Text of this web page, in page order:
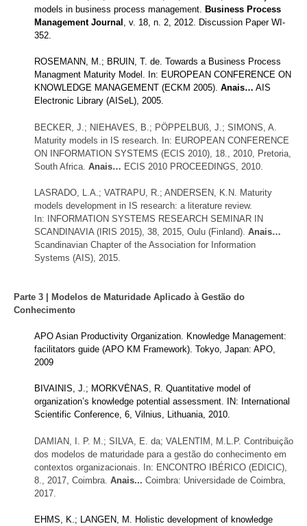
models in business process management. Business Process
Management Journal , v. 18, n. 2, 2012. Discussion Paper WI-
352.
ROSEMANN, M.; BRUIN, T. de. Towards a Business Process
Managment Maturity Model. In: EUROPEAN CONFERENCE ON
KNOWLEDGE MANAGEMENT (ECKM 2005). Anais… AIS
Electronic Library (AISeL), 2005.
BECKER, J.; NIEHAVES, B.; PÖPPELBUß, J.; SIMONS, A.
Maturity models in IS research. In: EUROPEAN CONFERENCE
ON INFORMATION SYSTEMS (ECIS 2010), 18., 2010, Pretoria,
South Africa. Anais… ECIS 2010 PROCEEDINGS, 2010.
LASRADO, L.A.; VATRAPU, R.; ANDERSEN, K.N. Maturity
models development in IS research: a literature review.
In: INFORMATION SYSTEMS RESEARCH SEMINAR IN
SCANDINAVIA (IRIS 2015), 38, 2015, Oulu (Finland). Anais…
Scandinavian Chapter of the Association for Information
Systems (AIS), 2015.
Parte 3 | Modelos de Maturidade Aplicado à Gestão do
Conhecimento
APO Asian Productivity Organization. Knowledge Management:
facilitators guide (APO KM Framework). Tokyo, Japan: APO,
2009
BIVAINIS, J.; MORKVĖNAS, R. Quantitative model of
organization’s knowledge potential assessment. IN: International
Scientific Conference, 6, Vilnius, Lithuania, 2010.
DAMIAN, I. P. M.; SILVA, E. da; VALENTIM, M.L.P. Contribuição
dos modelos de maturidade para a gestão do conhecimento em
contextos organizacionais. In: ENCONTRO IBÉRICO (EDICIC),
8., 2017, Coimbra. Anais... Coimbra: Universidade de Coimbra,
2017.
EHMS, K.; LANGEN, M. Holistic development of knowledge